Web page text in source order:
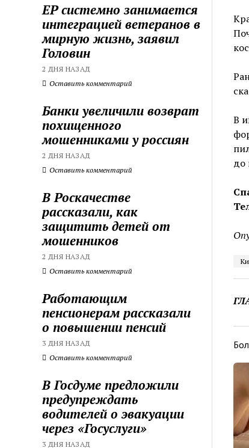
ЕР системно занимается
интеграцией ветеранов в
мирную жизнь, заявил
Головин
2 ДНЯ НАЗАД
Оставить комментарий
Банки увеличили возврат
похищенного
мошенниками у россиян
2 ДНЯ НАЗАД
Оставить комментарий
В Роскачестве
рассказали, как
защитить детей от
мошенников
2 ДНЯ НАЗАД
Оставить комментарий
Работающим
пенсионерам рассказали
о повышении пенсий
3 ДНЯ НАЗАД
Оставить комментарий
В Госдуме предложили
предупреждать
водителей о эвакуации
через «Госуслуги»
3 ДНЯ НАЗАД
В
до